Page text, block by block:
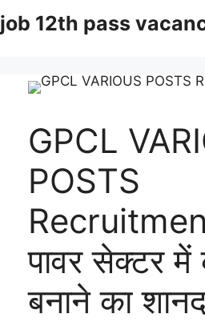
to
job 12th pass
GPCL
POSTS
पावर सेक्टर में
बनाने का